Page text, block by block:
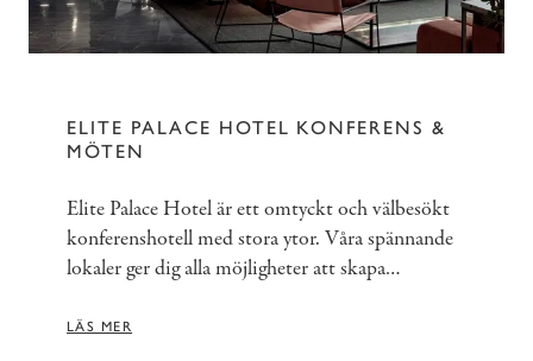
ELITE PALACE HOTEL KONFERENS &
MÖTEN
Elite Palace Hotel är ett omtyckt och välbesökt
konferenshotell med stora ytor. Våra spännande
lokaler ger dig alla möjligheter att skapa
bekväma lokaler samt egen konferensreception.
LÄS MER